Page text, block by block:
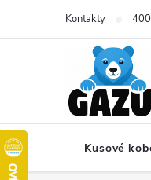
Kontakty
Kusové